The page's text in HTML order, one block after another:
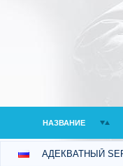
НАЗВАНИЕ
АДЕКВАТНЫЙ